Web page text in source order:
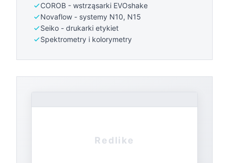
COROB - wstrząsarki EVOshake
Novaflow - systemy N10, N15
Seiko - drukarki etykiet
Spektrometry i kolorymetry
Redlike